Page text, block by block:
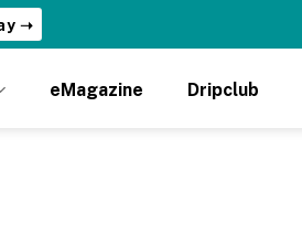
➝
eMagazine Dripclub